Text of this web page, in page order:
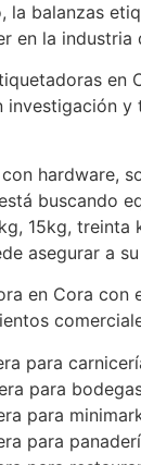
la balanzas
en la industria
en
investigación
hardware,
buscando
15kg,
asegurar a
en Cora con
para
para
para
para